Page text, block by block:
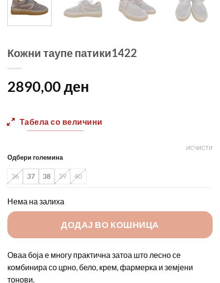
Кожни таупе патики1422
2890,00 ден
Табела со величини
Одбери големина
36 37 38 39 40
ИСЧИСТИ
Нема на залиха
ДОДАЈ ВО КОШНИЦА
Оваа боја е многу практична затоа што лесно се
комбинира со црно, бело, крем, фармерка и земјени
тонови.